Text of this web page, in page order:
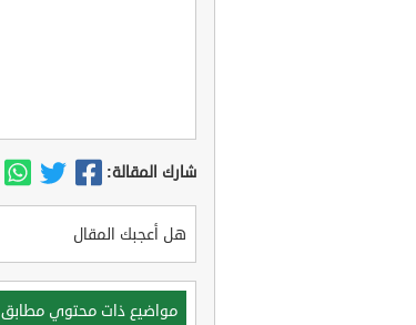
شارك المقالة:
هل أعجبك المقال
مواضيع ذات محتوي مطابق